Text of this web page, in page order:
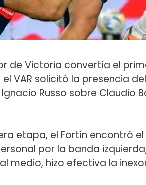
de Victoria convertía el
el VAR solicitó la presencia
Russo sobre Claudio
etapa, el Fortín encontró
por la banda
medio, hizo efectiva la